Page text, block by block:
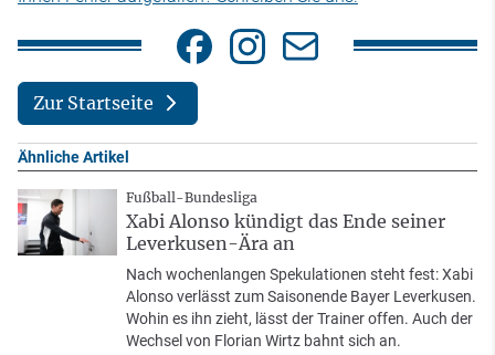
Zur Startseite
Ähnliche Artikel
Fußball-Bundesliga
Xabi Alonso kündigt das Ende seiner
Leverkusen-Ära an
Nach wochenlangen Spekulationen steht fest: Xabi
Alonso verlässt zum Saisonende Bayer Leverkusen.
Wohin es ihn zieht, lässt der Trainer offen. Auch der
Wechsel von Florian Wirtz bahnt sich an.